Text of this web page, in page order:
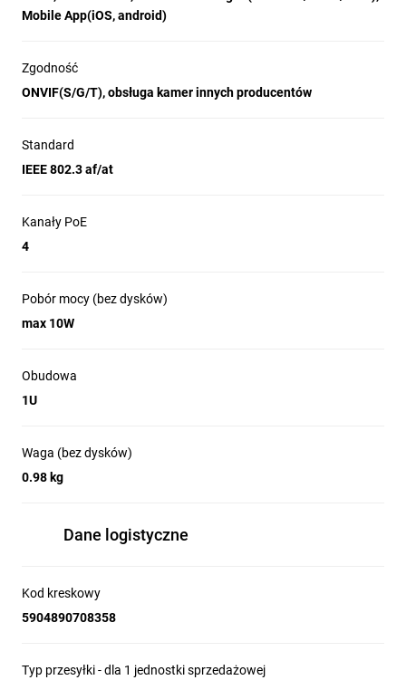
Mobile App(iOS, android)
Zgodność
ONVIF(S/G/T), obsługa kamer innych producentów
Standard
IEEE 802.3 af/at
Kanały PoE
4
Pobór mocy (bez dysków)
max 10W
Obudowa
1U
Waga (bez dysków)
0.98 kg
Dane logistyczne
Kod kreskowy
5904890708358
Typ przesyłki - dla 1 jednostki sprzedażowej